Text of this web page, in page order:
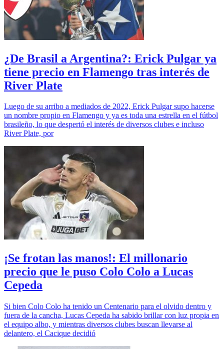
¿De Brasil a Argentina?: Erick Pulgar ya
tiene precio en Flamengo tras interés de
River Plate
Luego de su arribo a mediados de 2022, Erick Pulgar supo hacerse
un nombre propio en Flamengo y ya es toda una estrella en el fútbol
brasileño, lo que despertó el interés de diversos clubes e incluso
River Plate, por
¡Se frotan las manos!: El millonario
precio que le puso Colo Colo a Lucas
Cepeda
Si bien Colo Colo ha tenido un Centenario para el olvido dentro y
fuera de la cancha, Lucas Cepeda ha sabido brillar con luz propia en
el equipo albo, y mientras diversos clubes buscan llevarse al
delantero, el Cacique decidió